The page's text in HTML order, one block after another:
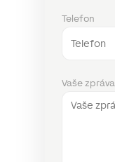
Telefon
Vaše zpráva